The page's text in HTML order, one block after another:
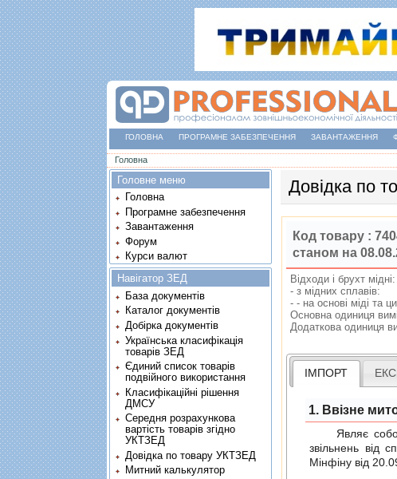
ГОЛОВНА ПРОГРАМНЕ ЗАБЕЗПЕЧЕННЯ ЗАВАНТАЖЕННЯ
Ви є тут
Головна
Довідка по
Код товару :
станом на
Вiдходи i брухт мiднi:
- з мiдних сплавiв:
- - на основi мiдi та
Основна одиниця
Додаткова одиниця
ІМПОРТ
1. Ввізне
Являє собою
звiльнень вiд
Мінфіну від
Головне меню
Головна
Програмне забезпечення
Завантаження
Форум
Курси валют
Навігатор ЗЕД
База документів
Каталог документів
Добірка документів
Українська класифікація
товарів ЗЕД
Єдиний список товарів
подвійного використання
Класифікаційні рішення
ДМСУ
Середня розрахункова
вартість товарів згідно
УКТЗЕД
Довідка по товару УКТЗЕД
Митний калькулятор